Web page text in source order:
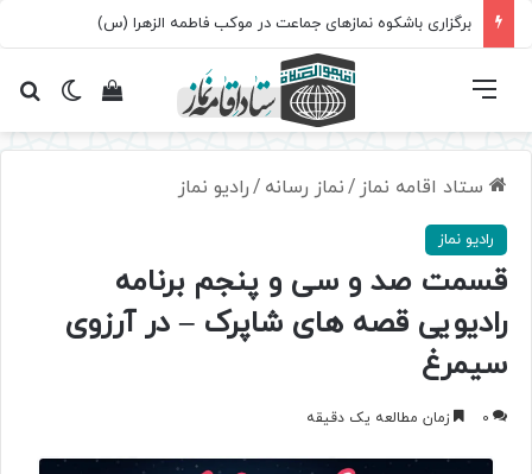
برگزاری باشکوه نمازهای جماعت در موکب فاطمه الزهرا (س)
تغییرمشاهده فهرست
ستاد اقامه نماز /نماز رسانه /رادیو نماز
رادیو نماز
قسمت صد و سی و پنجم برنامه
رادیویی قصه های شاپرک – در آرزوی
سیمرغ
0 زمان مطالعه یک دقیقه